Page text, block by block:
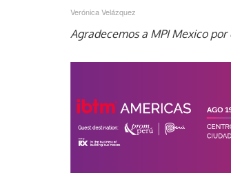
Verónica Velázquez
Agradecemos a MPI Mexico